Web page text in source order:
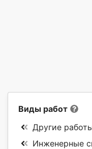
Виды работ
Другие
Инженерные